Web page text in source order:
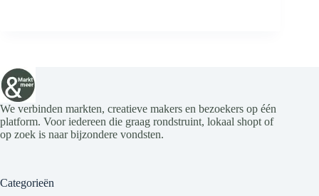
We verbinden markten, creatieve makers en bezoekers op één
platform. Voor iedereen die graag rondstruint, lokaal shopt of
op zoek is naar bijzondere vondsten.
Categorieën